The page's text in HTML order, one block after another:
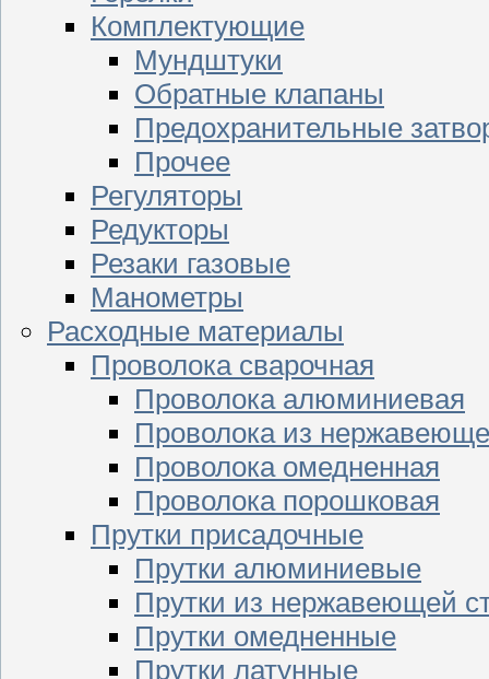
Комплектующие
Мундштуки
Обратные клапаны
Предохранительные
Прочее
Регуляторы
Редукторы
Резаки газовые
Манометры
Расходные материалы
Проволока сварочная
Проволока алюминиевая
Проволока из
Проволока омедненная
Проволока порошковая
Прутки присадочные
Прутки алюминиевые
Прутки из нержавеющей
Прутки омедненные
Прутки латунные